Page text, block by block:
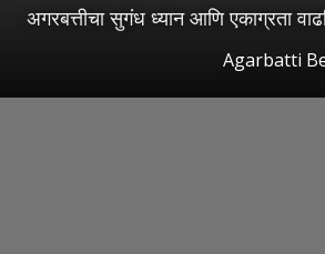
अगरबत्तीचा सुगंध ध्यान आणि एकाग्रता
Agarbatti